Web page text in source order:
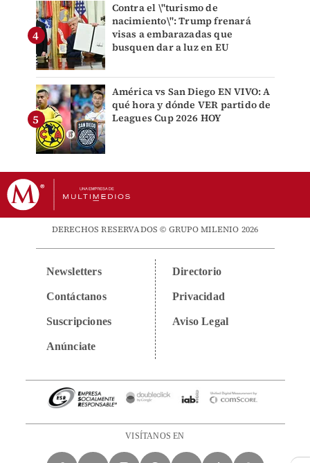
Contra el \"turismo de
nacimiento\": Trump frenará
visas a embarazadas que
busquen dar a luz en EU
América vs San Diego EN VIVO: A
qué hora y dónde VER partido de
Leagues Cup 2026 HOY
DERECHOS RESERVADOS © GRUPO MILENIO 2026
Newsletters
Contáctanos
Suscripciones
Anúnciate
Directorio
Privacidad
Aviso Legal
VISÍTANOS EN